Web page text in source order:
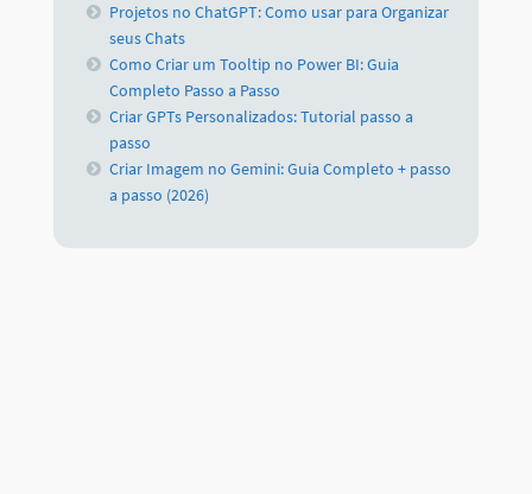
Projetos no ChatGPT: Como usar para Organizar
seus Chats
Como Criar um Tooltip no Power BI: Guia
Completo Passo a Passo
Criar GPTs Personalizados: Tutorial passo a
passo
Criar Imagem no Gemini: Guia Completo + passo
a passo (2026)